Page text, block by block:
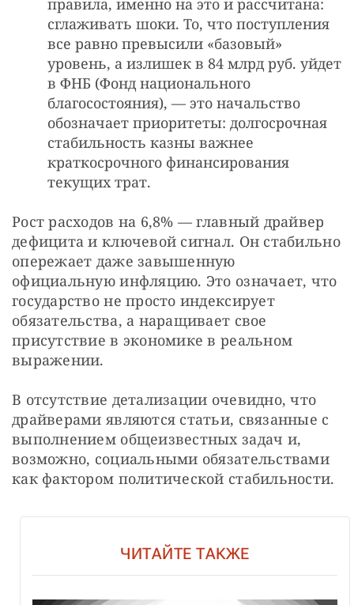
сглаживать шоки. То, что поступления
все равно превысили «базовый»
уровень, а излишек в 84 млрд руб. уйдет
в ФНБ (Фонд национального
благосостояния), — это начальство
обозначает приоритеты: долгосрочная
стабильность казны важнее
краткосрочного финансирования
текущих трат.
Рост расходов на 6,8% — главный драйвер
дефицита и ключевой сигнал. Он стабильно
опережает даже завышенную
официальную инфляцию. Это означает, что
государство не просто индексирует
обязательства, а наращивает свое
присутствие в экономике в реальном
выражении.
В отсутствие детализации очевидно, что
драйверами являются статьи, связанные с
выполнением общеизвестных задач и,
возможно, социальными обязательствами
как фактором политической стабильности.
ЧИТАЙТЕ ТАКЖЕ